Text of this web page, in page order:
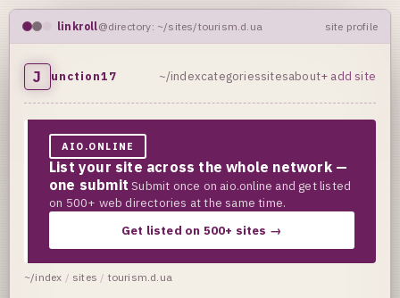
linkroll@directory: ~/sites/tourism.d.ua site profile
J unction17 ~/indexcategoriessitesabout+ add site
AIO.ONLINE
List your site across the whole network —
one submit Submit once on aio.online and get listed
on 500+ web directories at the same time.
Get listed on 500+ sites →
~/index / sites / tourism.d.ua